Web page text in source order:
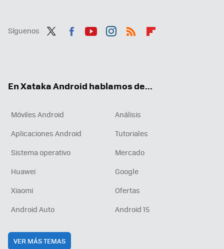
Síguenos
En Xataka Android hablamos de...
Móviles Android
Análisis
Aplicaciones Android
Tutoriales
Sistema operativo
Mercado
Huawei
Google
Xiaomi
Ofertas
Android Auto
Android 15
VER MÁS TEMAS